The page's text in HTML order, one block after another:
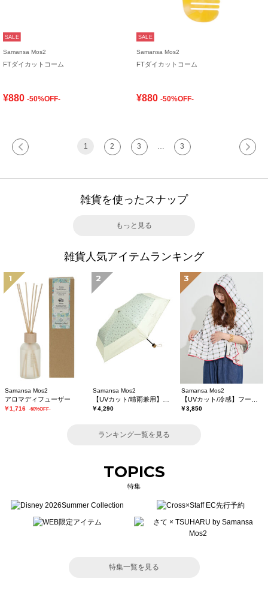
SALE
Samansa Mos2
FTダイカットコーム
¥880 -50%OFF-
SALE
Samansa Mos2
FTダイカットコーム
¥880 -50%OFF-
1 2 3 3
雑貨を使ったスナップ
もっと見る
雑貨人気アイテムランキング
1
Samansa Mos2
アロマディフューザー
￥1,716 -60%OFF-
2
Samansa Mos2
￥4,290
3
Samansa Mos2
￥3,850
ランキング一覧を見る
TOPICS
特集
特集一覧を見る